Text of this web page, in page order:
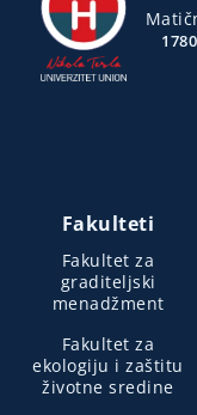
Fakulteti
Fakultet za
graditeljski
menadžment
Fakultet za
ekologiju i zaštitu
životne sredine